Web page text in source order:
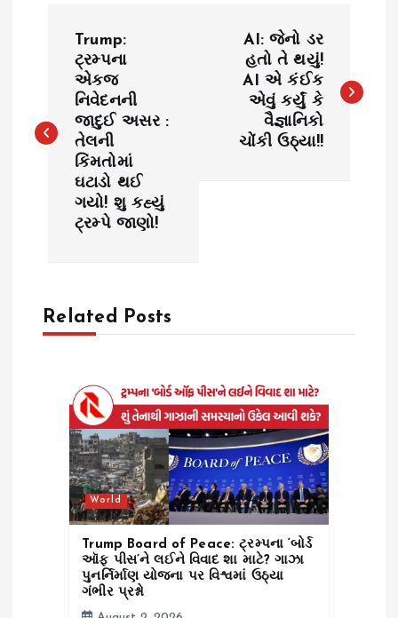
t
Trump:
ટ્રમ્પના
એકજ
નિવેદનની
જાદુઈ અસર :
તેલની
કિંમતોમાં
ઘટાડો થઈ
ગયો! શુ કહ્યું
ટ્રમ્પે જાણો!
AI: જેનો ડર
હતો તે થયું!
AI એ કંઈક
એવું કર્યું કે
વૈજ્ઞાનિકો
ચોંકી ઉઠ્યા!!
Related Posts
World
Trump Board of Peace: ટ્રમ્પના ‘બોર્ડ
ઑફ પીસ’ને લઈને વિવાદ શા માટે? ગાઝા
પુનર્નિર્માણ યોજના પર વિશ્વમાં ઉઠ્યા
ગંભીર પ્રશ્નો